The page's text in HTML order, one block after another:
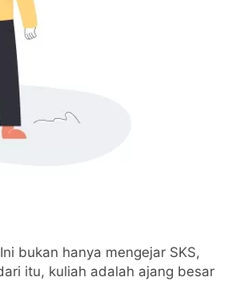
bukan hanya mengejar SKS,
itu, kuliah adalah ajang besar